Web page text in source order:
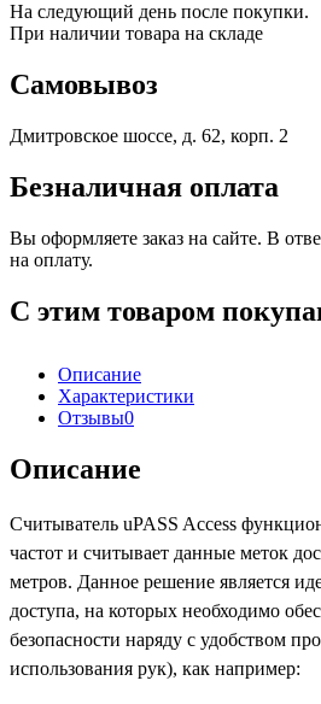
На следующий день после покупки.
При наличии товара на складе
Самовывоз
Дмитровское шоссе, д. 62, корп. 2
Безналичная оплата
Вы оформляете заказ на сайте. В
на оплату.
С этим товаром
Описание
Характеристики
Отзывы0
Описание
Считыватель uPASS Access
частот и считывает данные меток
метров. Данное решение является
доступа, на которых необходимо
безопасности наряду с удобством
использования рук), как например: